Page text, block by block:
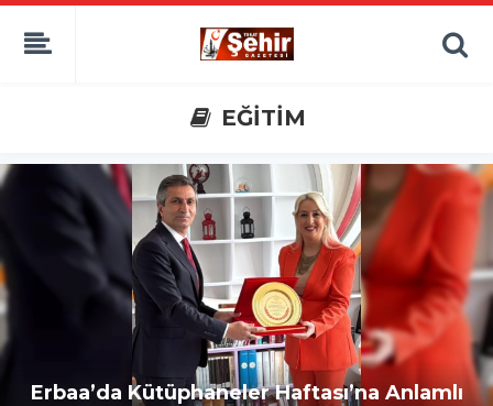
EĞİTİM
Erbaa’da Kütüphaneler Haftası’na Anlamlı